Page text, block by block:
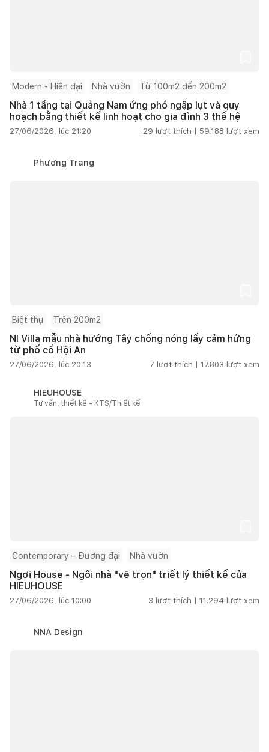
Modern - Hiện đại Nhà vườn Từ 100m2 đến 200m2
Nhà 1 tầng tại Quảng Nam ứng phó ngập lụt và quy
hoạch bằng thiết kế linh hoạt cho gia đình 3 thế hệ
27/06/2026, lúc 21:20 29 lượt thích | 59.188 lượt xem
Phương Trang
Biệt thự Trên 200m2
NI Villa mẫu nhà hướng Tây chống nóng lấy cảm hứng
từ phố cổ Hội An
27/06/2026, lúc 20:13 7 lượt thích | 17.803 lượt xem
HIEUHOUSE
Tư vấn, thiết kế - KTS/Thiết kế
Contemporary – Đương đại Nhà vườn
Ngơi House - Ngôi nhà "vẽ trọn" triết lý thiết kế của
HIEUHOUSE
27/06/2026, lúc 10:00 3 lượt thích | 11.294 lượt xem
NNA Design